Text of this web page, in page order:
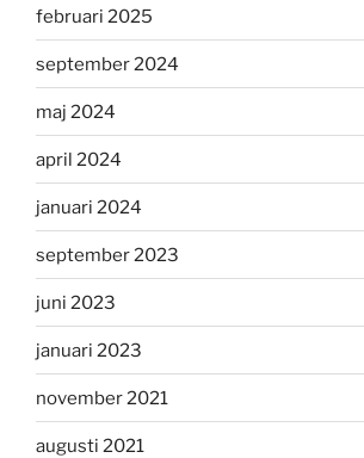
februari 2025
september 2024
maj 2024
april 2024
januari 2024
september 2023
juni 2023
januari 2023
november 2021
augusti 2021